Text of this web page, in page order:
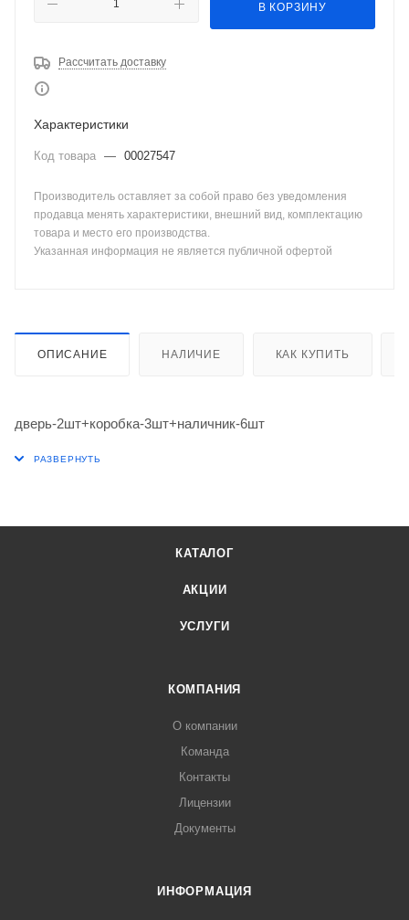
В КОРЗИНУ
Рассчитать доставку
Характеристики
Код товара — 00027547
Производитель оставляет за собой право без уведомления
продавца менять характеристики, внешний вид, комплектацию
товара и место его производства.
Указанная информация не является публичной офертой
ОПИСАНИЕ НАЛИЧИЕ КАК КУПИТЬ
дверь-2шт+коробка-3шт+наличник-6шт
КАТАЛОГ
АКЦИИ
УСЛУГИ
КОМПАНИЯ
О компании
Команда
Контакты
Лицензии
Документы
ИНФОРМАЦИЯ